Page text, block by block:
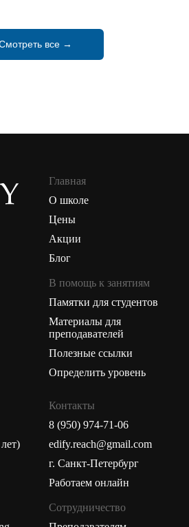
все →
Главная
О школе
Цены
Акции
Блог
В помощь к занятиям
Памятки для студентов
Материалы для
преподавателей
Полезные ссылки
Определить уровень
Контакты
8 (950) 974-71-06
edify.reach@gmail.com
г. Санкт-Петербург
Работаем онлайн
Сотрудничество